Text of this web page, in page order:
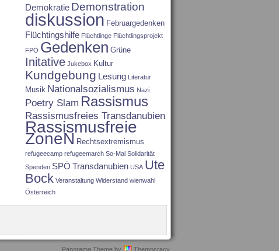
Demokratie Demonstration
diskussion Februargedenken
Flüchtingshilfe Flüchtlinge Flüchtlingsprojekt
FPÖ Gedenken Grüne
Initative Jukebox Kultur
Kundgebung Lesung Literatur
Musik Nationalsozialismus Nazi
Poetry Slam Rassismus
Rassismusfreies Transdanubien
Rassismusfreie
ZoneN Rechtsextremismus
refugeecamp refugeemarch So-Mal Solidarität
Spenden SPÖ Transdanubien USA Ute
Bock Veranstaltung Widerstand wienwahl
Österreich
Panorama Theme by Themocracy